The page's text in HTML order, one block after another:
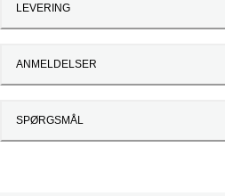
LEVERING
ANMELDELSER
SPØRGSMÅL